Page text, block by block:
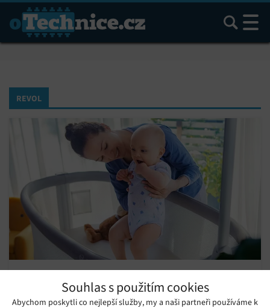
Souhlas s použitím cookies
Abychom poskytli co nejlepší služby, my a naši partneři používáme k
Hledat
REVOL
zdraví dítěte
Pondělí 06. 01. 2025 Samuel